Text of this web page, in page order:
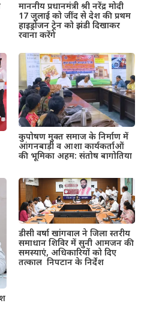
माननीय प्रधानमंत्री श्री नरेंद्र मोदी
17 जुलाई को जींद से देश की प्रथम
हाइड्रोजन ट्रेन को झंडी दिखाकर
रवाना करेंगे
कुपोषण मुक्त समाज के निर्माण में
आंगनबाड़ी व आशा कार्यकर्ताओं
की भूमिका अहम: संतोष बागोतिया
डीसी वर्षा खांगवाल ने जिला स्तरीय
समाधान शिविर में सुनी आमजन की
समस्याएं, अधिकारियों को दिए
तत्काल निपटान के निर्देश